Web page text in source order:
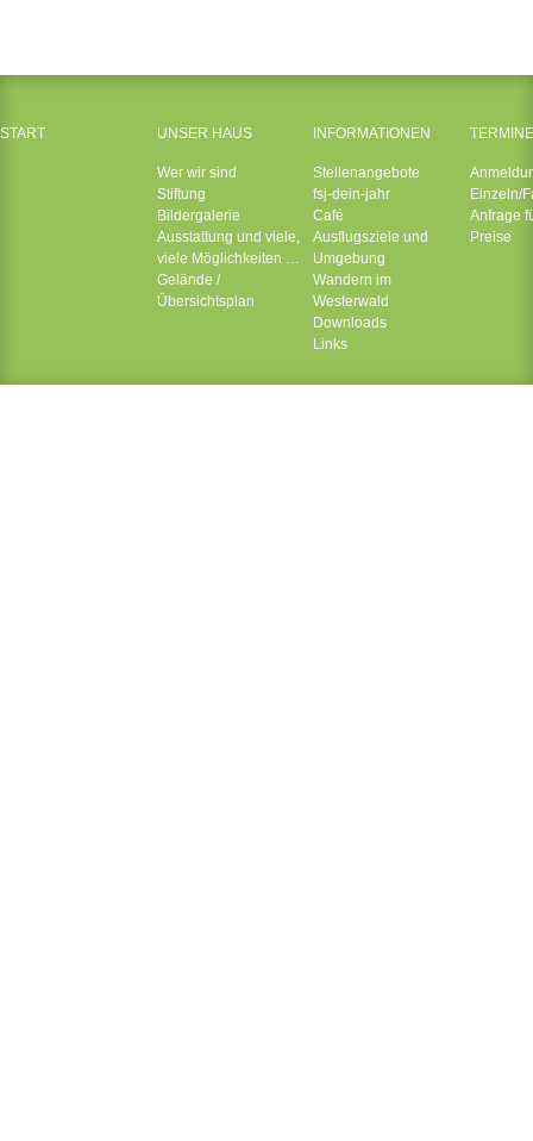
START UNSER HAUS
Wer wir sind
Stiftung
Bildergalerie
Ausstattung und viele,
viele Möglichkeiten …
Gelände /
Übersichtsplan
INFORMATIONEN
Stellenangebote
fsj-dein-jahr
Café
Ausflugsziele und
Umgebung
Wandern im
Westerwald
Downloads
Links
TERMINE
Einzeln/
Anfrage
Preise